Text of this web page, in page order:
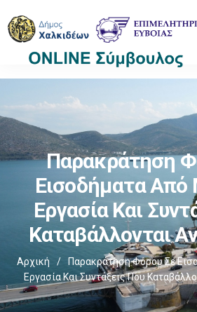
Παρακράτηση
Εισοδήματα
Εργασία Και
Καταβάλλονται
Αρχική /
Παρακράτηση Φόρου Σε
Εργασία Και Συντάξεις Που